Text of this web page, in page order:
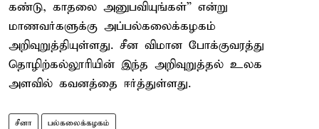
கண்டு, காதலை அனுபவியுங்கள்” என்று
மாணவர்களுக்கு அப்பல்கலைக்கழகம்
அறிவுறுத்தியுள்ளது. சீன விமான போக்குவரத்து
தொழிற்கல்லூரியின் இந்த அறிவுறுத்தல் உலக
அளவில் கவனத்தை ஈர்த்துள்ளது.
சீனா பல்கலைக்கழகம்